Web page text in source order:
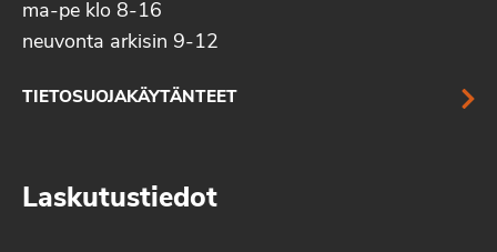
ma-pe klo 8-16
neuvonta arkisin 9-12
TIETOSUOJAKÄYTÄNTEET
Laskutustiedot